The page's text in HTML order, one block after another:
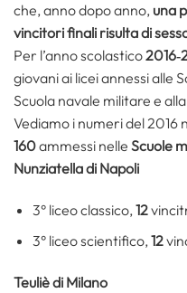
che, anno dopo anno, una
vincitori finali risulta di
Per l’anno scolastico
giovani ai licei annessi alle
Scuola navale militare e
Vediamo i numeri del 2016
160ammessi nelle Scuole
Nunziatella di Napoli
3° liceo classico, 12
3° liceo scientifico,12
Teuliè di Milano